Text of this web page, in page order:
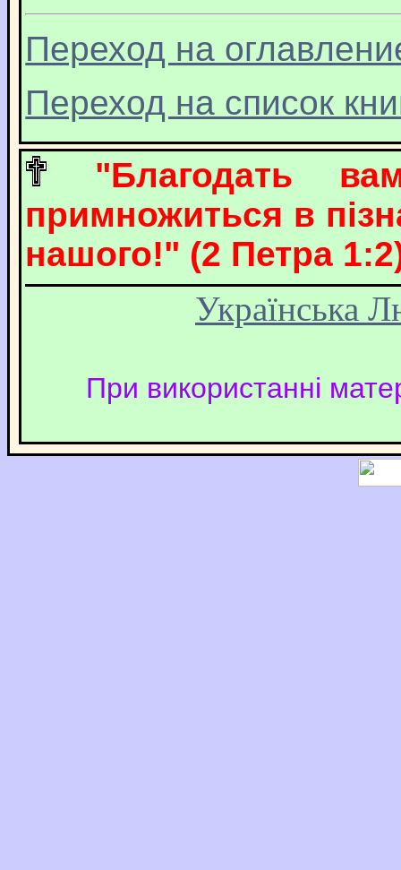
Переход на
Переход на список
"Благодать
примножиться в
нашого!" (2 Петра
Українська
При використанні